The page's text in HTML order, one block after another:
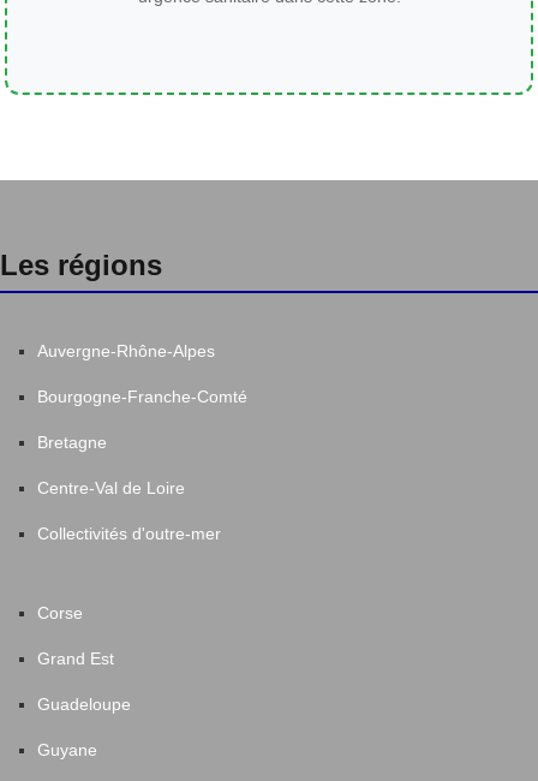
Les régions
Auvergne-Rhône-Alpes
Bourgogne-Franche-Comté
Bretagne
Centre-Val de Loire
Collectivités d'outre-mer
Corse
Grand Est
Guadeloupe
Guyane